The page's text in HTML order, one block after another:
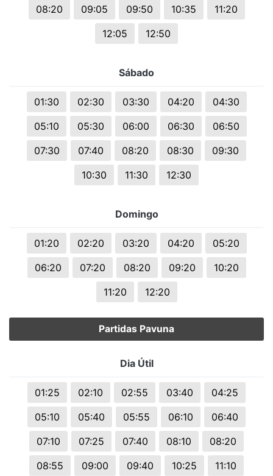
08:20
09:05 09:50 10:35
11:20
12:05
12:50
Sábado
01:30 02:30 03:30 04:20
04:30
05:10
05:30 06:00 06:30
06:50
07:30
07:40 08:20 08:30
09:30
10:30
11:30 12:30
Domingo
01:20 02:20 03:20 04:20
05:20
06:20
07:20 08:20 09:20
10:20
11:20
12:20
Partidas Pavuna
Dia Útil
01:25 02:10 02:55 03:40
04:25
05:10
05:40 05:55 06:10
06:40
07:10
07:25 07:40 08:10
08:20
08:55
09:00 09:40 10:25
11:10